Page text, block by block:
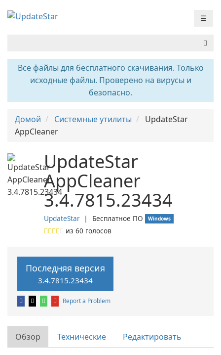
☰
Все файлы для бесплатного скачивания. Только
исходные файлы. Проверено на вирусы и
безопасно.
Домой Системные утилиты
UpdateStar
AppCleaner
UpdateStar
AppCleaner
3.4.7815.23434
UpdateStar ❘ Бесплатное ПО Windows
из 60 голосов
Последняя версия
3.4.7815.23434
Report a Problem
Обзор Технические Редактировать